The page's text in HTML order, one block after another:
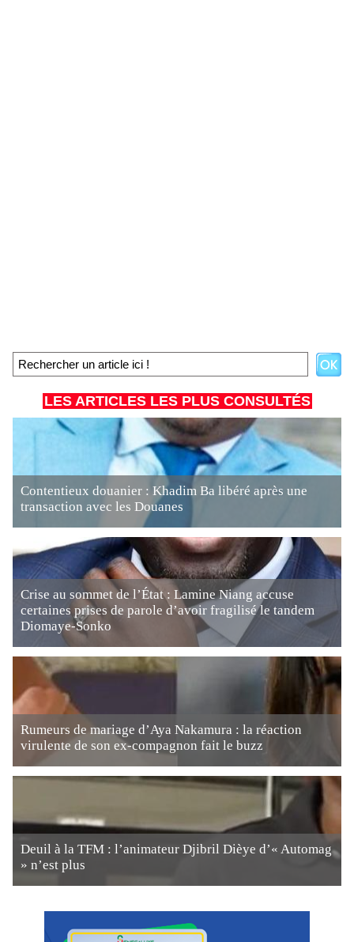
LES ARTICLES LES PLUS CONSULTÉS
Contentieux douanier : Khadim Ba libéré après une
transaction avec les Douanes
Crise au sommet de l’État : Lamine Niang accuse
certaines prises de parole d’avoir fragilisé le tandem
Diomaye-Sonko
Rumeurs de mariage d’Aya Nakamura : la réaction
virulente de son ex-compagnon fait le buzz
Deuil à la TFM : l’animateur Djibril Dièye d’« Automag
» n’est plus